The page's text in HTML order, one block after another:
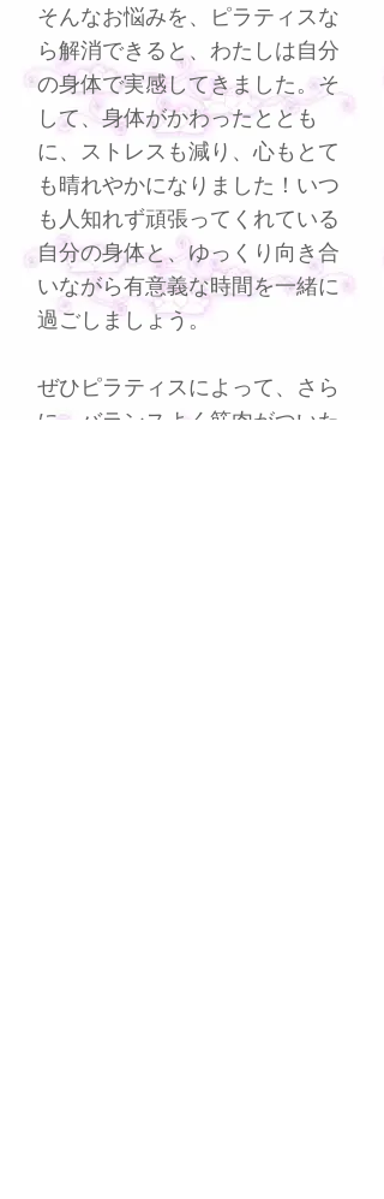
そんなお悩みを、ピラティスな
ら解消できると、わたしは自分
の身体で実感してきました。そ
して、身体がかわったととも
に、ストレスも減り、心もとて
も晴れやかになりました！いつ
も人知れず頑張ってくれている
自分の身体と、ゆっくり向き合
いながら有意義な時間を一緒に
過ごしましょう。
ぜひピラティスによって、さら
に、バランスよく筋肉がついた